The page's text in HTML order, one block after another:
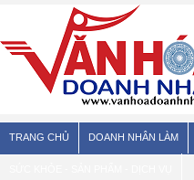
TRANG CHỦ DOANH NHÂN LÀM